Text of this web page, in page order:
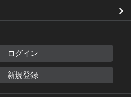
ログイン
新規登録